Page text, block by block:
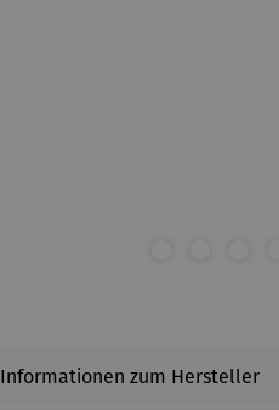
Informationen zum Hersteller